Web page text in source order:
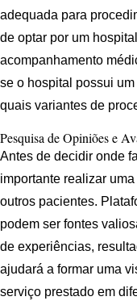
adequada para
de optar por um
acompanhamento
se o hospital possui
quais variantes de
Pesquisa de Opiniões e
Antes de decidir onde
importante realizar
outros pacientes.
podem ser fontes
de experiências,
ajudará a formar uma
serviço prestado em